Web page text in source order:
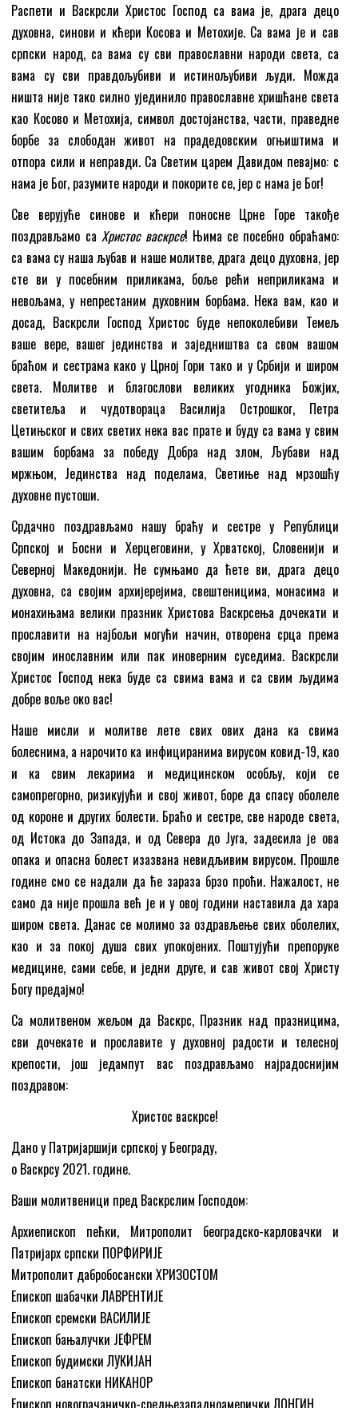
Распети и Васкрсли Христос Господ са вама је, драга децо
духовна, синови и кћери Косова и Метохије. Са вама је и сав
српски народ, са вама су сви православни народи света, са
вама су сви правдољубиви и истинољубиви људи. Можда
ништа није тако силно ујединило православне хришћане света
као Косово и Метохија, символ достојанства, части, праведне
борбе за слободан живот на прадедовским огњиштима и
отпора сили и неправди. Са Светим царем Давидом певајмо: с
нама је Бог, разумите народи и покорите се, јер с нама је Бог!
Све верујуће синове и кћери поносне Црне Горе такође
поздрављамо са Христос васкрсе! Њима се посебно обраћамо:
са вама су наша љубав и наше молитве, драга децо духовна, јер
сте ви у посебним приликама, боље рећи неприликама и
невољама, у непрестаним духовним борбама. Нека вам, као и
досад, Васкрсли Господ Христос буде непоколебиви Темељ
ваше вере, вашег јединства и заједништва са свом вашом
браћом и сестрама како у Црној Гори тако и у Србији и широм
света. Молитве и благослови великих угодника Божјих,
светитеља и чудотвораца Василија Острошког, Петра
Цетињског и свих светих нека вас прате и буду са вама у свим
вашим борбама за победу Добра над злом, Љубави над
мржњом, Јединства над поделама, Светиње над мрзошћу
духовне пустоши.
Срдачно поздрављамо нашу браћу и сестре у Републици
Српској и Босни и Херцеговини, у Хрватској, Словенији и
Северној Македонији. Не сумњамо да ћете ви, драга децо
духовна, са својим архијерејима, свештеницима, монасима и
монахињама велики празник Христова Васкрсења дочекати и
прославити на најбољи могући начин, отворена срца према
својим инославним или пак иноверним суседима. Васкрсли
Христос Господ нека буде са свима вама и са свим људима
добре воље око вас!
Наше мисли и молитве лете свих ових дана ка свима
болеснима, а нарочито ка инфициранима вирусом ковид-19, као
и ка свим лекарима и медицинском особљу, који се
самопрегорно, ризикујући и свој живот, боре да спасу оболеле
од короне и других болести. Браћо и сестре, све народе света,
од Истока до Запада, и од Севера до Југа, задесила је ова
опака и опасна болест изазвана невидљивим вирусом. Прошле
године смо се надали да ће зараза брзо проћи. Нажалост, не
само да није прошла већ је и у овој години наставила да хара
широм света. Данас се молимо за оздрављење свих оболелих,
као и за покој душа свих упокојених. Поштујући препоруке
медицине, сами себе, и једни друге, и сав живот свој Христу
Богу предајмо!
Са молитвеном жељом да Васкрс, Празник над празницима,
сви дочекате и прославите у духовној радости и телесној
крепости, још једампут вас поздрављамо најрадоснијим
поздравом:
Христос васкрсе!
Дано у Патријаршији српској у Београду,
о Васкрсу 2021. године.
Ваши молитвеници пред Васкрслим Господом:
Архиепископ пећки, Митрополит београдско-карловачки и
Патријарх српски ПОРФИРИЈЕ
Митрополит дабробосански ХРИЗОСТОМ
Епископ шабачки ЛАВРЕНТИЈЕ
Епископ сремски ВАСИЛИЈЕ
Епископ бањалучки ЈЕФРЕМ
Епископ будимски ЛУКИЈАН
Епископ банатски НИКАНОР
Епископ новограчаничко-средњезападноамерички ЛОНГИН